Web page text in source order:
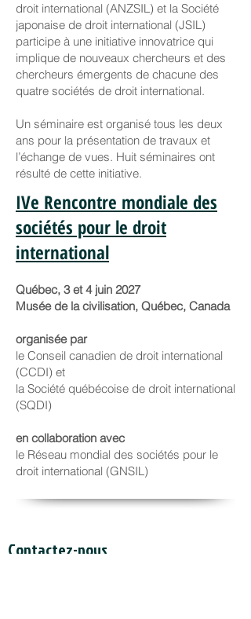
droit international (ANZSIL) et la Société
japonaise de droit international (JSIL)
participe à une initiative innovatrice qui
implique de nouveaux chercheurs et des
chercheurs émergents de chacune des
quatre sociétés de droit international.
Un séminaire est organisé tous les deux
ans pour la présentation de travaux et
l’échange de vues. Huit séminaires ont
résulté de cette initiative.
IVe Rencontre mondiale des
sociétés pour le droit
international
Québec, 3 et 4 juin 2027
Musée de la civilisation, Québec, Canada
organisée par
le Conseil canadien de droit international
(CCDI) et
la Société québécoise de droit international
(SQDI)
en collaboration avec
le Réseau mondial des sociétés pour le
droit international (GNSIL)
Contactez-nous